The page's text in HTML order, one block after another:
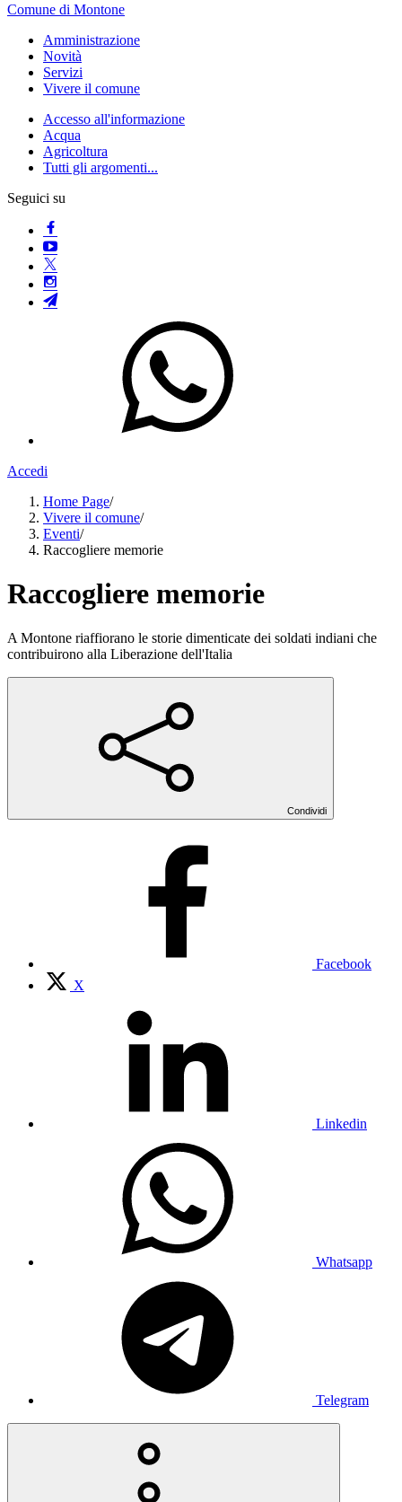
Comune di Montone
Amministrazione
Novità
Servizi
Vivere il comune
Accesso all'informazione
Acqua
Agricoltura
Tutti gli argomenti...
Seguici su
Accedi
Home Page/
Vivere il comune/
Eventi/
Raccogliere memorie
Raccogliere memorie
A Montone riaffiorano le storie dimenticate dei soldati indiani che
contribuirono alla Liberazione dell'Italia
Condividi
Facebook
X
Linkedin
Whatsapp
Telegram